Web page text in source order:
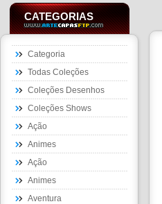
CATEGORIAS
Categoria
Todas Coleções
Coleções Desenhos
Coleções Shows
Ação
Animes
Ação
Animes
Aventura